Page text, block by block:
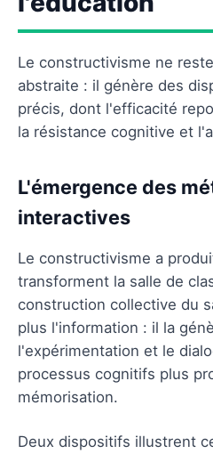
Le constructivisme ne
abstraite : il génère des
précis, dont l'efficacité
la résistance cognitive et
L'émergence des
interactives
Le constructivisme a
transforment la salle de
construction collective du
plus l'information : il la
l'expérimentation et le
processus cognitifs plus
mémorisation.
Deux dispositifs illustrent